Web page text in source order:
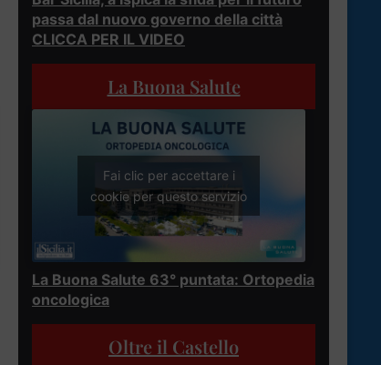
passa dal nuovo governo della città
CLICCA PER IL VIDEO
La Buona Salute
Fai clic per accettare i
cookie per questo servizio
La Buona Salute 63° puntata: Ortopedia
oncologica
Oltre il Castello